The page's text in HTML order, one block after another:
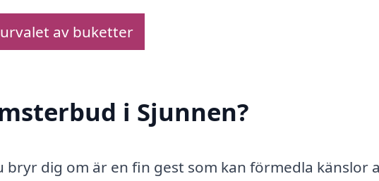
urvalet av buketter
i Sjunnen?
dig om är en fin gest som kan förmedla känslor